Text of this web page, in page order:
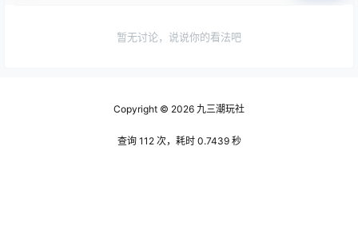
暂无讨论，说说你的看法吧
Copyright © 2026 九三潮玩社
查询 112 次，耗时 0.7439 秒